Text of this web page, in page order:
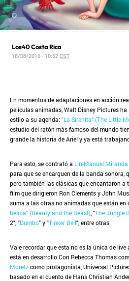
Los40 Costa Rica
18/08/2016 - 10:52CST
En momentos de adaptaciones en acción
películas animadas, Walt Disney Pictures
estilo a su agenda:"La Sirenita" (The Little
estudio del ratón más famoso del mundo
grande la historia de Ariel y ya está
Para esto, se contrató a Lin-Manuel Miranda
para que se encarguen de la banda sonora,
pero también las clásicas que encantaron a
film que dirigieron Ron Clements y John
suma a las otras no animadas que están en
bestia" (Beauty and the Beast) , "The Jungle
2", "Dumbo" y "Tinker Bell", entre otras.
Vale recordar que esta no es la única de
está en desarrollo.Con Rebecca Thomas
Moretzcomo protagonista, Universal
basado en el cuento de Hans Christian